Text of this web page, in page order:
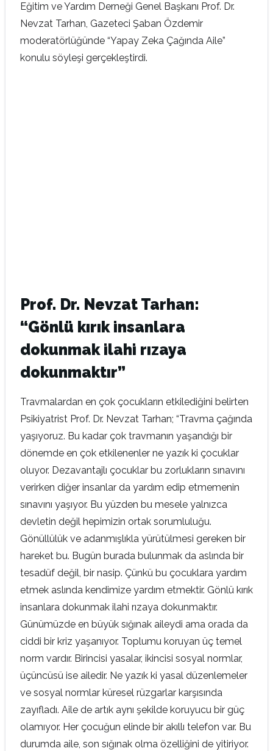
Eğitim ve Yardım Derneği Genel Başkanı Prof. Dr.
Nevzat Tarhan, Gazeteci Şaban Özdemir
moderatörlüğünde “Yapay Zeka Çağında Aile”
konulu söyleşi gerçekleştirdi.
Prof. Dr. Nevzat Tarhan:
“Gönlü kırık insanlara
dokunmak ilahi rızaya
dokunmaktır”
Travmalardan en çok çocukların etkilediğini belirten
Psikiyatrist Prof. Dr. Nevzat Tarhan; “Travma çağında
yaşıyoruz. Bu kadar çok travmanın yaşandığı bir
dönemde en çok etkilenenler ne yazık ki çocuklar
oluyor. Dezavantajlı çocuklar bu zorlukların sınavını
verirken diğer insanlar da yardım edip etmemenin
sınavını yaşıyor. Bu yüzden bu mesele yalnızca
devletin değil hepimizin ortak sorumluluğu.
Gönüllülük ve adanmışlıkla yürütülmesi gereken bir
hareket bu. Bugün burada bulunmak da aslında bir
tesadüf değil, bir nasip. Çünkü bu çocuklara yardım
etmek aslında kendimize yardım etmektir. Gönlü kırık
insanlara dokunmak ilahi rızaya dokunmaktır.
Günümüzde en büyük sığınak aileydi ama orada da
ciddi bir kriz yaşanıyor. Toplumu koruyan üç temel
norm vardır. Birincisi yasalar, ikincisi sosyal normlar,
üçüncüsü ise ailedir. Ne yazık ki yasal düzenlemeler
ve sosyal normlar küresel rüzgarlar karşısında
zayıfladı. Aile de artık aynı şekilde koruyucu bir güç
olamıyor. Her çocuğun elinde bir akıllı telefon var. Bu
durumda aile, son sığınak olma özelliğini de yitiriyor.